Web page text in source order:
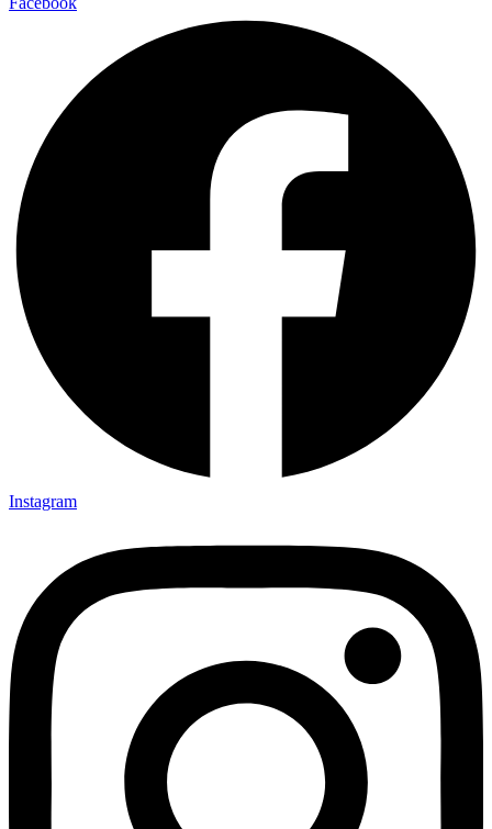
Instagram